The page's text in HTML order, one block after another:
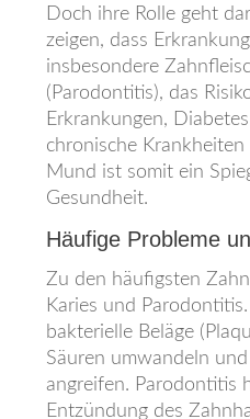
Doch ihre Rolle geht
zeigen, dass
insbesondere
(Parodontitis), das
Erkrankungen,
chronische
Mund ist somit ein
Gesundheit.
Häufige Probleme
Zu den häufigsten
Karies und
bakterielle Beläge
Säuren umwandeln
angreifen. Parodontitis
Entzündung des